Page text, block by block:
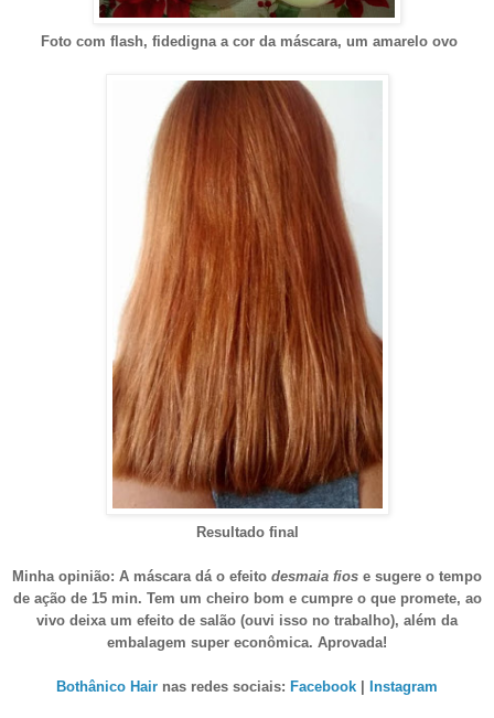
Foto com flash, fidedigna a cor da máscara, um amarelo ovo
Resultado final
Minha opinião: A máscara dá o efeito desmaia fios e sugere o tempo
de ação de 15 min. Tem um cheiro bom e cumpre o que promete, ao
vivo deixa um efeito de salão (ouvi isso no trabalho), além da
embalagem super econômica. Aprovada!
Bothânico Hair nas redes sociais: Facebook Instagram